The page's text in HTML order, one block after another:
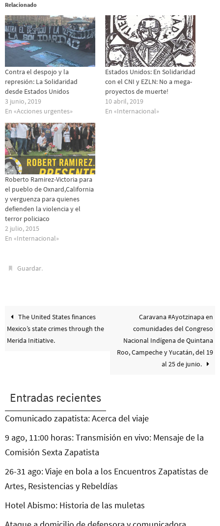
Relacionado
Contra el despojo y la
represión: La Solidaridad
desde Estados Unidos
3 junio, 2019
En «Acciones urgentes»
Estados Unidos: En Solidaridad
con el CNI y EZLN: No a mega-
proyectos de muerte!
10 abril, 2019
En «Internacional»
Roberto Ramirez-Victoria para
el pueblo de Oxnard,California
y verguenza para quienes
defienden la violencia y el
terror policiaco
2 julio, 2015
En «Internacional»
Guardar.
The United States finances
Mexico’s state crimes through the
Merida Initiative.
Caravana #Ayotzinapa en
comunidades del Congreso
Nacional Indígena de Quintana
Roo, Campeche y Yucatán, del 19
al 25 de junio.
Entradas recientes
Comunicado zapatista: Acerca del viaje
9 ago, 11:00 horas: Transmisión en vivo: Mensaje de la
Comisión Sexta Zapatista
26-31 ago: Viaje en bola a los Encuentros Zapatistas de
Artes, Resistencias y Rebeldías
Hotel Abismo: Historia de las muletas